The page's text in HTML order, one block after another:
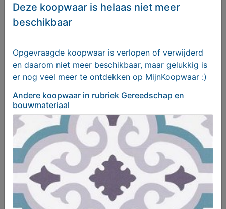
Castle stones - keramische landelijke module
€ 49,95
Deze koopwaar is helaas niet meer
beschikbaar
Opgevraagde koopwaar is verlopen of verwijderd
en daarom niet meer beschikbaar, maar gelukkig is
er nog veel meer te ontdekken op MijnKoopwaar :)
Andere koopwaar in rubriek Gereedschap en
bouwmateriaal